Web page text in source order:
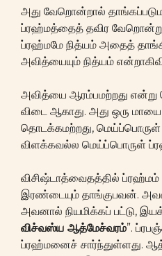
அது வேறொன்றால்
ப்ரஹ்மத்தைத் தவிர
ப்ரஹ்மமே நித்யம் அதைத்
அவித்யையும் நித்யம்
அவித்யை ஆரம்பமற்றது
விடை ஆகாது. அது ஒரு
தொடக்கமற்றது,
விளக்கவல்ல மெய்ப்பொருள்
விசிஷ்டாத்வைதத்தில்
இரண்டையும் தாங்குபவன்.
அவனால் நியமிக்கப் பட்டு,
விச்வஸ்ய ஆத்மேச்வரம்”.
ப்ரஹ்மனைச் சார்ந்துள்ளது.